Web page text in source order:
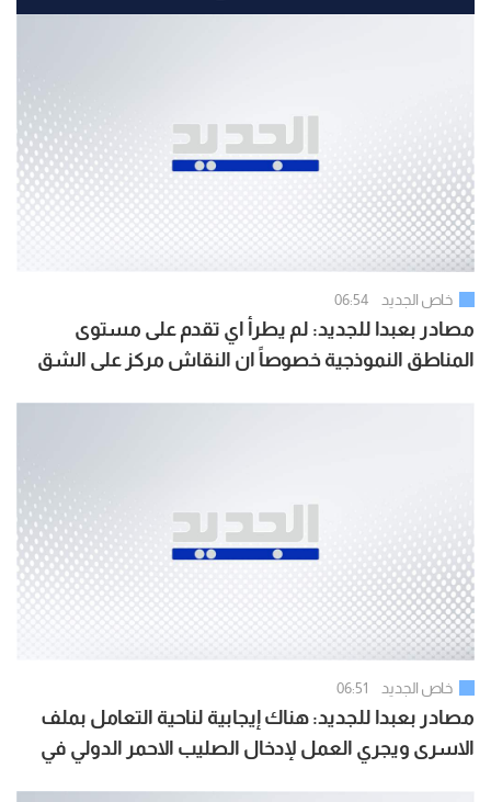
خاص الجديد 06:54
مصادر بعبدا للجديد: لم يطرأ اي تقدم على مستوى
المناطق النموذجية خصوصاً ان النقاش مركز على الشق
خاص الجديد 06:51
مصادر بعبدا للجديد: هناك إيجابية لناحية التعامل بملف
الاسرى ويجري العمل لإدخال الصليب الاحمر الدولي في